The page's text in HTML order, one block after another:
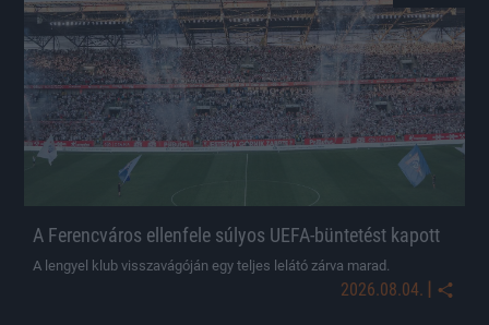
A Ferencváros ellenfele súlyos UEFA-büntetést kapott
A lengyel klub visszavágóján egy teljes lelátó zárva marad.
2026.08.04. |